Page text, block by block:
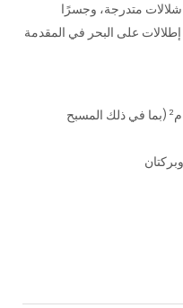
شلالات متدرجة، وجسرًا
مساحة البناء: حوالي 5,600 قدم² / 520 م² (بما في ذلك المسبح